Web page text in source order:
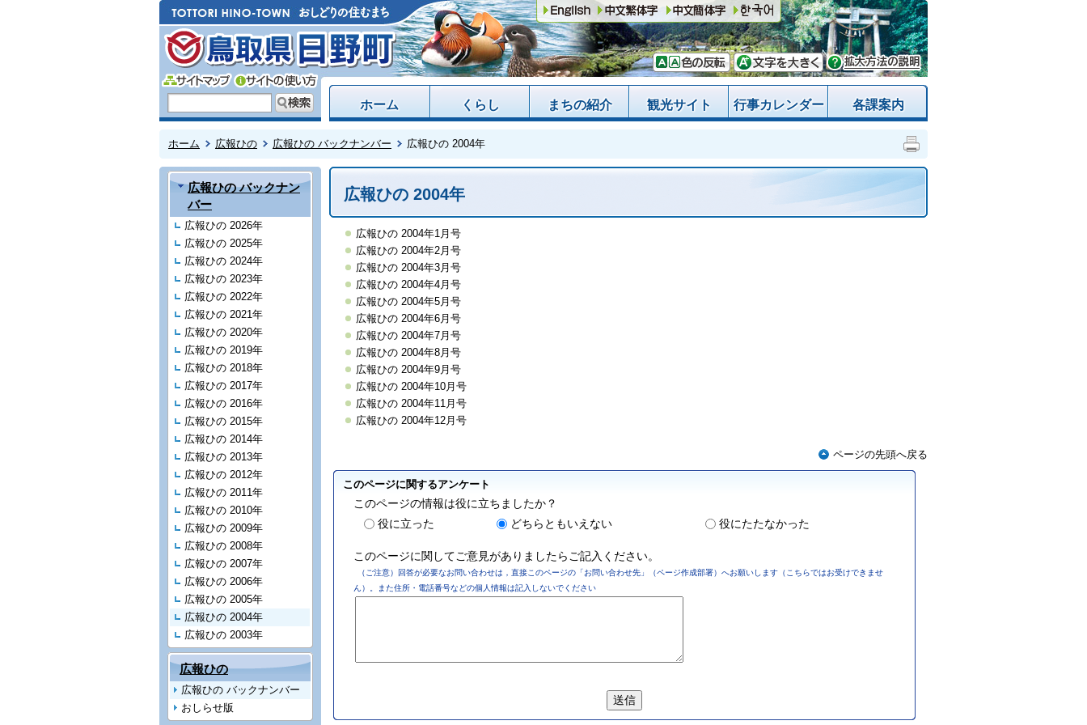
ホーム くらし まちの紹介 観光サイト 行事カレンダー 各課案内
ホーム 広報ひの 広報ひの バックナンバー 広報ひの 2004年
広報ひの バックナン
バー
広報ひの 2026年
広報ひの 2025年
広報ひの 2024年
広報ひの 2023年
広報ひの 2022年
広報ひの 2021年
広報ひの 2020年
広報ひの 2019年
広報ひの 2018年
広報ひの 2017年
広報ひの 2016年
広報ひの 2015年
広報ひの 2014年
広報ひの 2013年
広報ひの 2012年
広報ひの 2011年
広報ひの 2010年
広報ひの 2009年
広報ひの 2008年
広報ひの 2007年
広報ひの 2006年
広報ひの 2005年
広報ひの 2004年
広報ひの 2003年
広報ひの
広報ひの バックナンバー
おしらせ版
広報ひの 2004年
広報ひの 2004年1月号
広報ひの 2004年2月号
広報ひの 2004年3月号
広報ひの 2004年4月号
広報ひの 2004年5月号
広報ひの 2004年6月号
広報ひの 2004年7月号
広報ひの 2004年8月号
広報ひの 2004年9月号
広報ひの 2004年10月号
広報ひの 2004年11月号
広報ひの 2004年12月号
ページの先頭へ戻る
このページに関するアンケート
このページの情報は役に立ちましたか？
役に立った
どちらともいえない 役にたたなかった
このページに関してご意見がありましたらご記入ください。
（ご注意）回答が必要なお問い合わせは，直接このページの「お問い合わせ先」（ページ作成部署）へお願いします（こちらではお受けできませ
ん）。また住所・電話番号などの個人情報は記入しないでください